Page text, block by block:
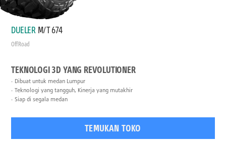
DUELER M/T 674
Off Road
TEKNOLOGI 3D YANG REVOLUTIONER
Dibuat untuk medan Lumpur
Teknologi yang tangguh, Kinerja yang mutakhir
Siap di segala medan
TEMUKAN TOKO